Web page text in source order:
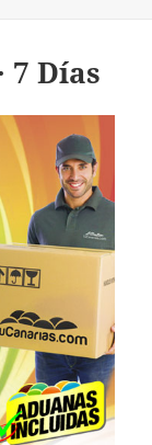
7 Días